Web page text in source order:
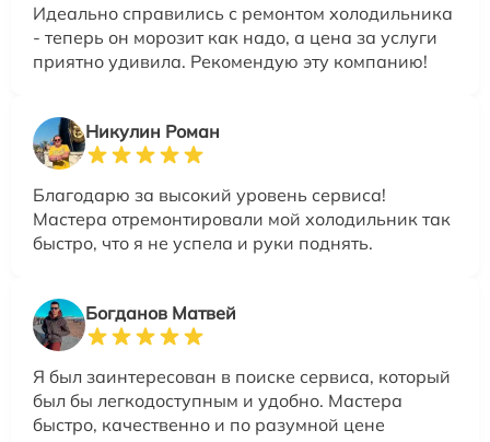
Идеально справились с ремонтом холодильника
- теперь он морозит как надо, а цена за услуги
приятно удивила. Рекомендую эту компанию!
Никулин Роман
Благодарю за высокий уровень сервиса!
Мастера отремонтировали мой холодильник так
быстро, что я не успела и руки поднять.
Богданов Матвей
Я был заинтересован в поиске сервиса, который
был бы легкодоступным и удобно. Мастера
быстро, качественно и по разумной цене